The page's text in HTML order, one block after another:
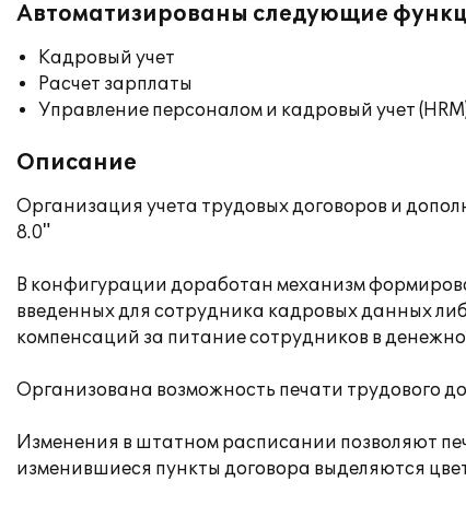
Автоматизированы следующие
Кадровый учет
Расчет зарплаты
Управление персоналом и кадровый учет
Описание
Организация учета трудовых договоров и
8.0"
В конфигурации доработан механизм
введенных для сотрудника кадровых данных
компенсаций за питание сотрудников в
Организована возможность печати трудового
Изменения в штатном расписании позволяют
изменившиеся пункты договора выделяются